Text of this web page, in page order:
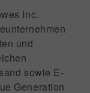
Inc.
und
sowie E-
Generation